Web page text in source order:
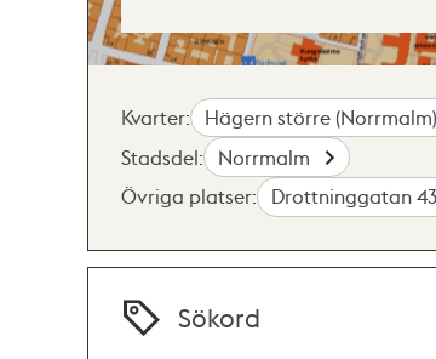
Kvarter:
Hägern större (Norrmalm)
Stadsdel:
Norrmalm
Övriga platser:
Drottninggatan 43
Sökord